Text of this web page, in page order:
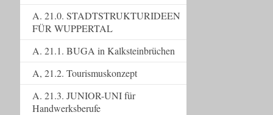
A. 21.0. STADTSTRUKTURIDEEN
FÜR WUPPERTAL
A. 21.1. BUGA in Kalksteinbrüchen
A, 21.2. Tourismuskonzept
A. 21.3. JUNIOR-UNI für
Handwerksberufe